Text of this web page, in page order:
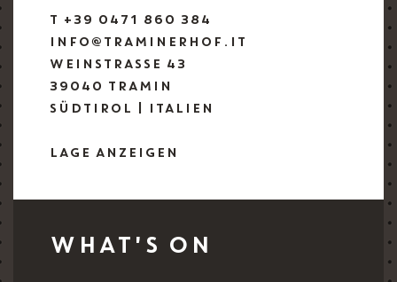
T +39 0471 860 384
INFO@TRAMINERHOF.IT
WEINSTRASSE 43
39040 TRAMIN
SÜDTIROL | ITALIEN
LAGE ANZEIGEN
WHAT'S ON